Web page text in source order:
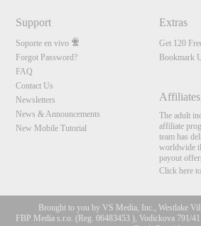
Support
Soporte en vivo
Forgot Password?
FAQ
Contact Us
Newsletters
News & Announcements
New Mobile Tutorial
Extras
Get 120
Bookmark
Affiliates
The adult
affiliate
team has
worldwide
payout
Click here
Brought to you by VS Media, Inc., Westlake
FBP Media s.r.o. (Reg. 06483453 ), Vodickova 791/